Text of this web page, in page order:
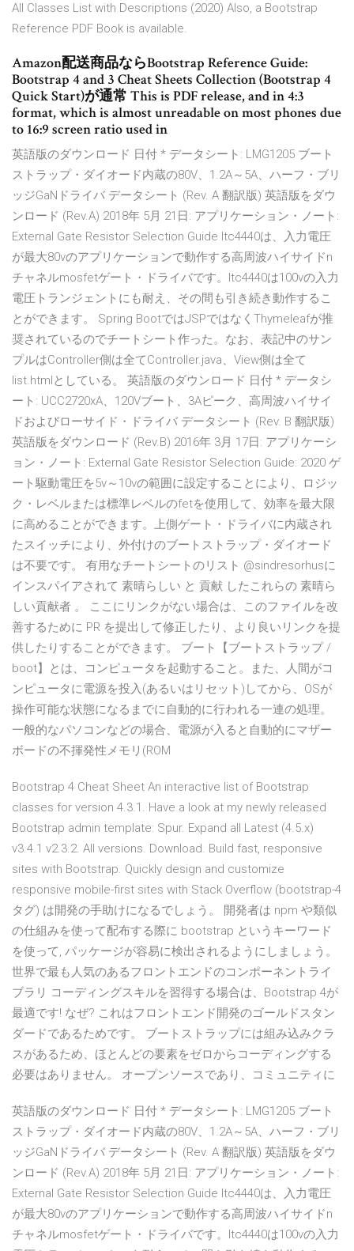
All Classes List with Descriptions (2020) Also, a Bootstrap
Reference PDF Book is available.
Amazon配送商品ならBootstrap Reference Guide:
Bootstrap 4 and 3 Cheat Sheets Collection (Bootstrap 4
Quick Start)が通常 This is PDF release, and in 4:3
format, which is almost unreadable on most phones due
to 16:9 screen ratio used in
英語版のダウンロード 日付 * データシート: LMG1205 ブート
ストラップ・ダイオード内蔵の80V、1.2A～5A、ハーフ・ブリ
ッジGaNドライバ データシート (Rev. A 翻訳版) 英語版をダウ
ンロード (Rev.A) 2018年 5月 21日: アプリケーション・ノート:
External Gate Resistor Selection Guide ltc4440は、入力電圧
が最大80vのアプリケーションで動作する高周波ハイサイドn
チャネルmosfetゲート・ドライバです。ltc4440は100vの入力
電圧トランジェントにも耐え、その間も引き続き動作するこ
とができます。 Spring BootではJSPではなくThymeleafが推
奨されているのでチートシート作った。なお、表記中のサン
プルはController側は全てController.java、View側は全て
list.htmlとしている。 英語版のダウンロード 日付 * データシ
ート: UCC2720xA、120Vブート、3Aピーク、高周波ハイサイ
ドおよびローサイド・ドライバ データシート (Rev. B 翻訳版)
英語版をダウンロード (Rev.B) 2016年 3月 17日: アプリケーシ
ョン・ノート: External Gate Resistor Selection Guide: 2020 ゲ
ート駆動電圧を5v～10vの範囲に設定することにより、ロジッ
ク・レベルまたは標準レベルのfetを使用して、効率を最大限
に高めることができます。上側ゲート・ドライバに内蔵され
たスイッチにより、外付けのブートストラップ・ダイオード
は不要です。 有用なチートシートのリスト @sindresorhusに
インスパイアされて 素晴らしい と 貢献 したこれらの 素晴ら
しい貢献者 。 ここにリンクがない場合は、このファイルを改
善するために PR を提出して修正したり、より良いリンクを提
供したりすることができます。 ブート【ブートストラップ /
boot】とは、コンピュータを起動すること。また、人間がコ
ンピュータに電源を投入(あるいはリセット)してから、OSが
操作可能な状態になるまでに自動的に行われる一連の処理。
一般的なパソコンなどの場合、電源が入ると自動的にマザー
ボードの不揮発性メモリ(ROM
Bootstrap 4 Cheat Sheet An interactive list of Bootstrap
classes for version 4.3.1. Have a look at my newly released
Bootstrap admin template: Spur. Expand all Latest (4.5.x)
v3.4.1 v2.3.2. All versions. Download. Build fast, responsive
sites with Bootstrap. Quickly design and customize
responsive mobile-first sites with Stack Overflow (bootstrap-4
タグ) は開発の手助けになるでしょう。 開発者は npm や類似
の仕組みを使って配布する際に bootstrap というキーワード
を使って, パッケージが容易に検出されるようにしましょう。
世界で最も人気のあるフロントエンドのコンポーネントライ
ブラリ コーディングスキルを習得する場合は、Bootstrap 4が
最適です! なぜ? これはフロントエンド開発のゴールドスタン
ダードであるためです。 ブートストラップには組み込みクラ
スがあるため、ほとんどの要素をゼロからコーディングする
必要はありません。 オープンソースであり、コミュニティに
英語版のダウンロード 日付 * データシート: LMG1205 ブート
ストラップ・ダイオード内蔵の80V、1.2A～5A、ハーフ・ブリ
ッジGaNドライバ データシート (Rev. A 翻訳版) 英語版をダウ
ンロード (Rev.A) 2018年 5月 21日: アプリケーション・ノート:
External Gate Resistor Selection Guide ltc4440は、入力電圧
が最大80vのアプリケーションで動作する高周波ハイサイドn
チャネルmosfetゲート・ドライバです。ltc4440は100vの入力